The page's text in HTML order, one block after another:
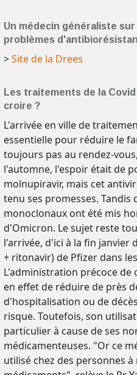
Un médecin généraliste
problèmes
>Site de la Drees
Les traitements de la
croire ?
L'arrivée en ville de
essentielle pour réduire le
toujours pas au rendez-
l'automne, l'espoir était de
molnupiravir, mais cet
tenu ses promesses.
monoclonaux ont été mis
d'Omicron. Le sujet reste
l'arrivée, d'ici à la fin janvier
+ ritonavir) de Pfizer dans
L'administration précoce
en effet de réduire de près
d'hospitalisation ou de
risque. Toutefois, son
particulier à cause de ses
médicamenteuses. "Or ce
utilisé chez des personnes